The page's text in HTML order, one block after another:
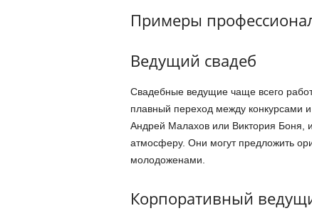
Примеры
Ведущий свадеб
Свадебные ведущие чаще всего
плавный переход между конкурсами
Андрей Малахов или Виктория Боня,
атмосферу. Они могут предложить
молодоженами.
Корпоративный